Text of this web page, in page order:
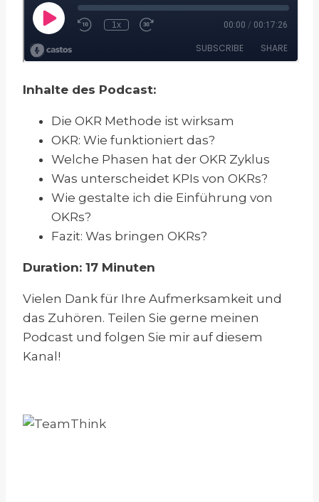
Inhalte des Podcast:
Die OKR Methode ist wirksam
OKR: Wie funktioniert das?
Welche Phasen hat der OKR Zyklus
Was unterscheidet KPIs von OKRs?
Wie gestalte ich die Einführung von
OKRs?
Fazit: Was bringen OKRs?
Duration: 17 Minuten
Vielen Dank für Ihre Aufmerksamkeit und
das Zuhören. Teilen Sie gerne meinen
Podcast und folgen Sie mir auf diesem
Kanal!